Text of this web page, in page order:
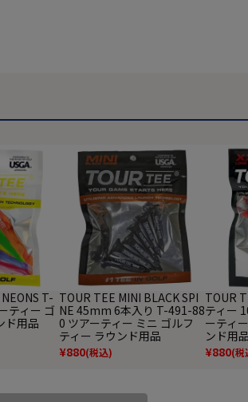
T-
ティー ゴ
ド用品
TOUR TEE MINI BLACK SPI
NE 45mm 6本入り T-491-88
0 ツアーティー ミニ ゴルフ
ティー ラウンド用品
¥880(税込)
TOUR
ティー
ーティ
ンド用品
¥880(税